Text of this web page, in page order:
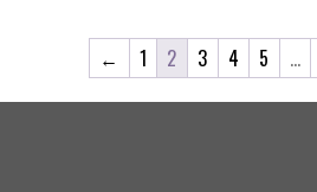
← 1 2 3 4 5 …